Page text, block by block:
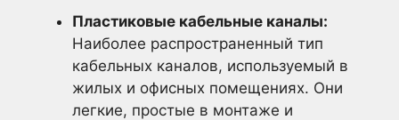
Пластиковые кабельные каналы:
Наиболее распространенный тип
кабельных каналов, используемый в
жилых и офисных помещениях. Они
легкие, простые в монтаже и